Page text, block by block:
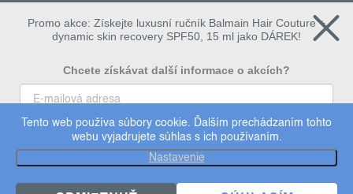
Tento web používa súbory cookie. Ďalším prechádzaním tohto
webu vyjadrujete súhlas s ich používaním.
Nastavenie
Copyright 2026dermalogica. Všetky práva vyhradené.
Upraviť nastavenie cookies
Promo akce: Získejte luxusní ručník Balmain Hair Couture +
dynamic skin recovery SPF50, 15 ml jako DÁREK!
Chcete získávat další informace o akcích?
To chci